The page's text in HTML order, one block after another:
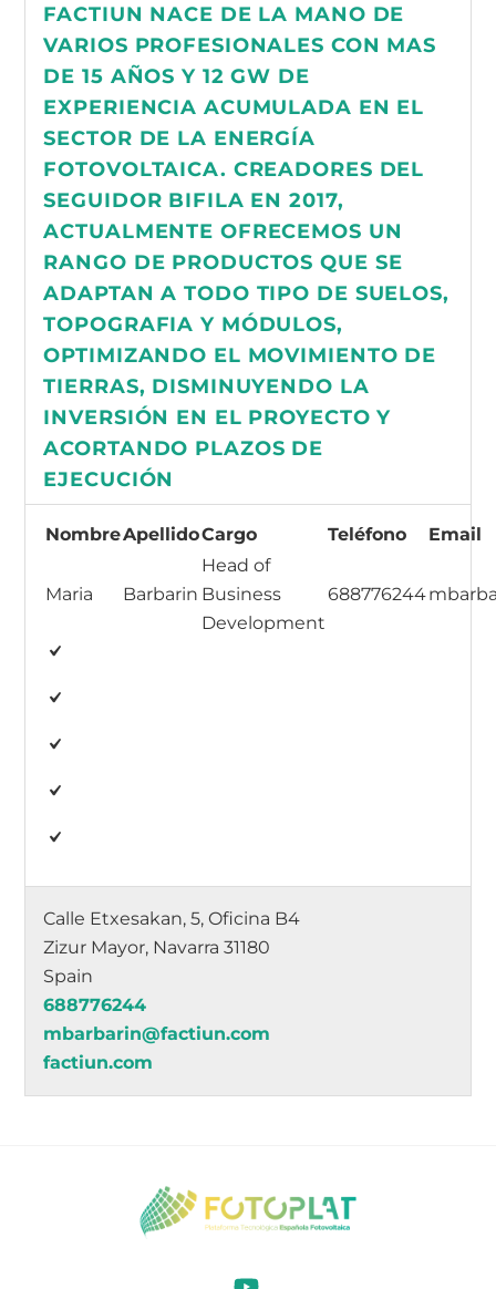
FACTIUN NACE DE LA MANO DE
VARIOS PROFESIONALES CON MAS
DE 15 AÑOS Y 12 GW DE
EXPERIENCIA ACUMULADA EN EL
SECTOR DE LA ENERGÍA
FOTOVOLTAICA. CREADORES DEL
SEGUIDOR BIFILA EN 2017,
ACTUALMENTE OFRECEMOS UN
RANGO DE PRODUCTOS QUE SE
ADAPTAN A TODO TIPO DE SUELOS,
TOPOGRAFIA Y MÓDULOS,
OPTIMIZANDO EL MOVIMIENTO DE
TIERRAS, DISMINUYENDO LA
INVERSIÓN EN EL PROYECTO Y
ACORTANDO PLAZOS DE
EJECUCIÓN
NombreApellidoCargo Teléfono Email
Maria Barbarin
Head of
Business
Development
688776244
Calle Etxesakan, 5, Oficina B4
Zizur Mayor, Navarra 31180
Spain
688776244
mbarbarin@factiun.com
factiun.com